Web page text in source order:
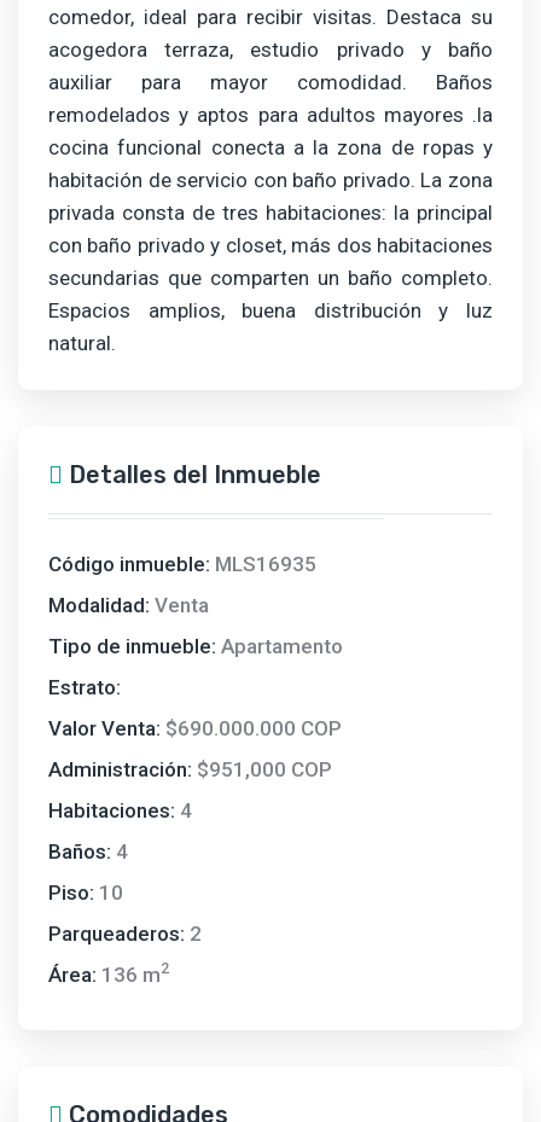
comedor, ideal para recibir visitas. Destaca su
acogedora terraza, estudio privado y baño
auxiliar para mayor comodidad. Baños
remodelados y aptos para adultos mayores .la
cocina funcional conecta a la zona de ropas y
habitación de servicio con baño privado. La zona
privada consta de tres habitaciones: la principal
con baño privado y closet, más dos habitaciones
secundarias que comparten un baño completo.
Espacios amplios, buena distribución y luz
natural.
Detalles del Inmueble
Código inmueble: MLS16935
Modalidad: Venta
Tipo de inmueble: Apartamento
Estrato:
Valor Venta: $690.000.000 COP
Administración: $951,000 COP
Habitaciones: 4
Baños: 4
Piso: 10
Parqueaderos: 2
Área: 136 m2
Comodidades